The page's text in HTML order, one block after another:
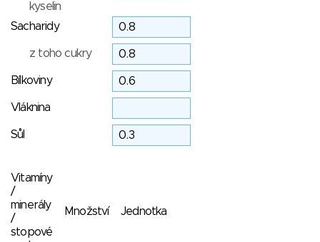
kyselin
Sacharidy
z toho cukry
Bílkoviny
Vláknina
Sůl
Vitamíny
/
minerály
/
stopové
Množství Jednotka